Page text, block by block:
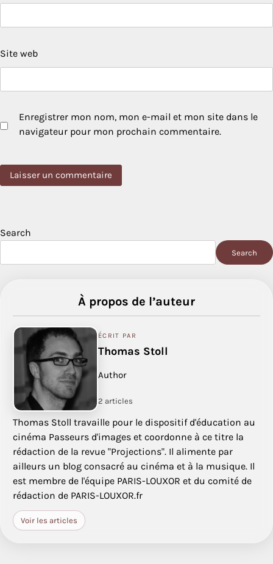
Site web
Enregistrer mon nom, mon e-mail et mon site dans le
navigateur pour mon prochain commentaire.
Search
Search
À propos de l’auteur
ÉCRIT PAR
Thomas Stoll
Author
2 articles
Thomas Stoll travaille pour le dispositif d'éducation au
cinéma Passeurs d'images et coordonne à ce titre la
rédaction de la revue "Projections". Il alimente par
ailleurs un blog consacré au cinéma et à la musique. Il
est membre de l'équipe PARIS-LOUXOR et du comité de
rédaction de PARIS-LOUXOR.fr
Voir les articles